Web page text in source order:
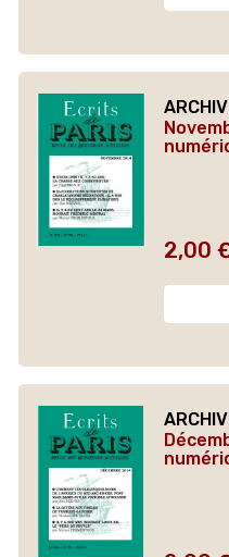
Prix
2,00